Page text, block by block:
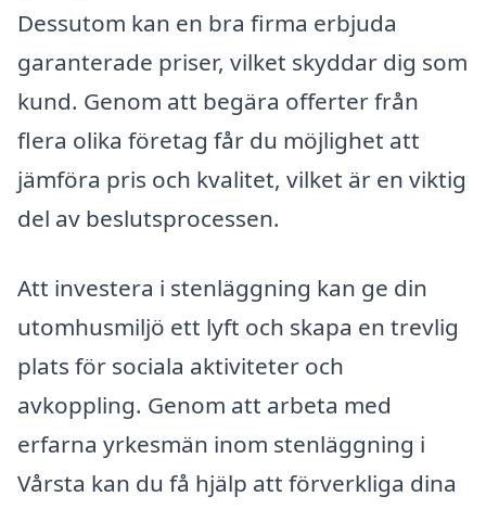
Dessutom kan en bra firma erbjuda
garanterade priser, vilket skyddar dig som
kund. Genom att begära offerter från
flera olika företag får du möjlighet att
jämföra pris och kvalitet, vilket är en viktig
del av beslutsprocessen.
Att investera i stenläggning kan ge din
utomhusmiljö ett lyft och skapa en trevlig
plats för sociala aktiviteter och
avkoppling. Genom att arbeta med
erfarna yrkesmän inom stenläggning i
Vårsta kan du få hjälp att förverkliga dina